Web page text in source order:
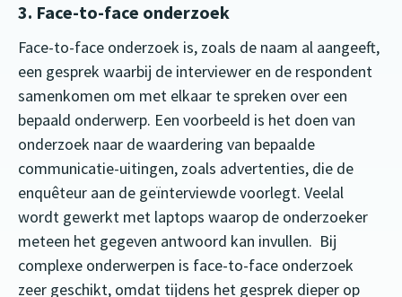
3. Face-to-face onderzoek
Face-to-face onderzoek is, zoals de naam al aangeeft,
een gesprek waarbij de interviewer en de respondent
samenkomen om met elkaar te spreken over een
bepaald onderwerp. Een voorbeeld is het doen van
onderzoek naar de waardering van bepaalde
communicatie-uitingen, zoals advertenties, die de
enquêteur aan de geïnterviewde voorlegt. Veelal
wordt gewerkt met laptops waarop de onderzoeker
meteen het gegeven antwoord kan invullen. Bij
complexe onderwerpen is face-to-face onderzoek
zeer geschikt, omdat tijdens het gesprek dieper op